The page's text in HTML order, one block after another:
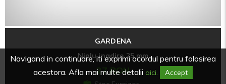
GARDENA
Niplu inadire 25 mm
27 RON
Navigand in continuare, iti exprimi acordul pentru folosirea
acestora. Afla mai multe detalii aici. Accept